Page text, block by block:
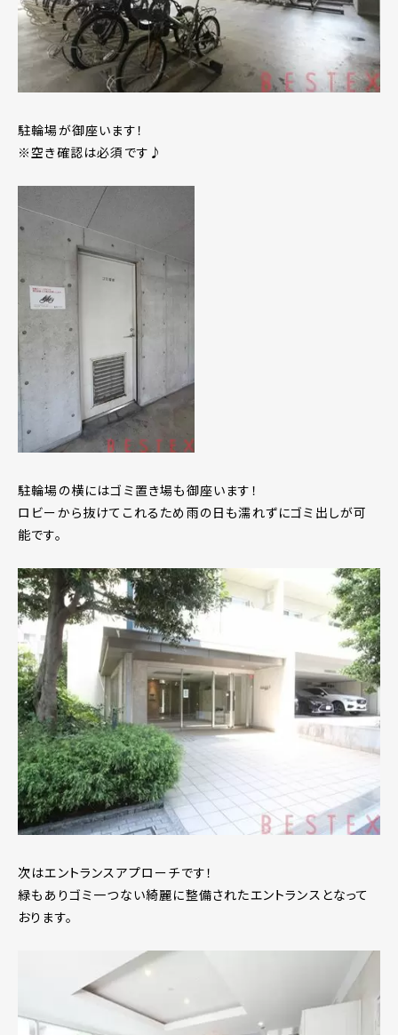
駐輪場が御座います！
※空き確認は必須です♪
駐輪場の横にはゴミ置き場も御座います！
ロビーから抜けてこれるため雨の日も濡れずにゴミ出しが可
能です。
次はエントランスアプローチです！
緑もありゴミ一つない綺麗に整備されたエントランスとなって
おります。